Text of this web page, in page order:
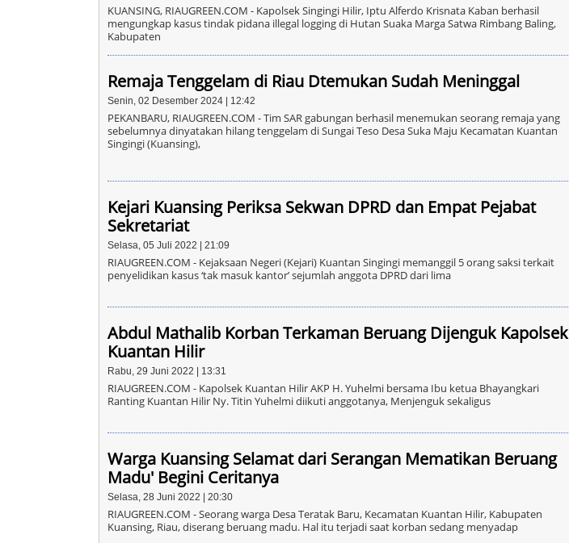
KUANSING, RIAUGREEN.COM - Kapolsek Singingi Hilir, Iptu Alferdo Krisnata Kaban berhasil
mengungkap kasus tindak pidana illegal logging di Hutan Suaka Marga Satwa Rimbang Baling,
Kabupaten
Remaja Tenggelam di Riau Dtemukan Sudah Meninggal
Senin, 02 Desember 2024 | 12:42
PEKANBARU, RIAUGREEN.COM - Tim SAR gabungan berhasil menemukan seorang remaja yang
sebelumnya dinyatakan hilang tenggelam di Sungai Teso Desa Suka Maju Kecamatan Kuantan
Singingi (Kuansing),
Kejari Kuansing Periksa Sekwan DPRD dan Empat Pejabat
Sekretariat
Selasa, 05 Juli 2022 | 21:09
RIAUGREEN.COM - Kejaksaan Negeri (Kejari) Kuantan Singingi memanggil 5 orang saksi terkait
penyelidikan kasus ‘tak masuk kantor’ sejumlah anggota DPRD dari lima
Abdul Mathalib Korban Terkaman Beruang Dijenguk Kapolsek
Kuantan Hilir
Rabu, 29 Juni 2022 | 13:31
RIAUGREEN.COM - Kapolsek Kuantan Hilir AKP H. Yuhelmi bersama Ibu ketua Bhayangkari
Ranting Kuantan Hilir Ny. Titin Yuhelmi diikuti anggotanya, Menjenguk sekaligus
Warga Kuansing Selamat dari Serangan Mematikan Beruang
Madu' Begini Ceritanya
Selasa, 28 Juni 2022 | 20:30
RIAUGREEN.COM - Seorang warga Desa Teratak Baru, Kecamatan Kuantan Hilir, Kabupaten
Kuansing, Riau, diserang beruang madu. Hal itu terjadi saat korban sedang menyadap